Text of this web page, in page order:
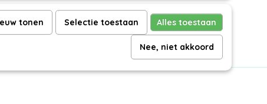
grams mat papier
Schatkist
per post en maak iemands dag extra sweet!
tonen Selectie toestaan Alles toestaan
Nee, niet akkoord